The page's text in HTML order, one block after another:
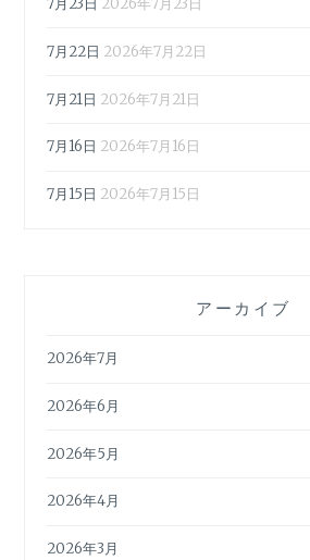
7月23日 2026年7月23日
7月22日 2026年7月22日
7月21日 2026年7月21日
7月16日 2026年7月16日
7月15日 2026年7月15日
アーカイブ
2026年7月
2026年6月
2026年5月
2026年4月
2026年3月